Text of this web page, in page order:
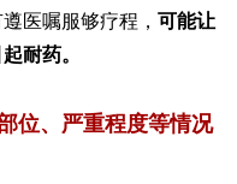
医嘱服够疗程， 可能让
耐药。
位、严重程度等情况